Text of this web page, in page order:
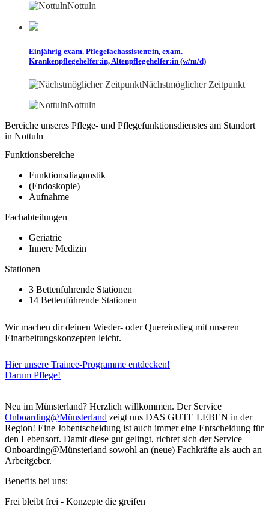
Nottuln
Einjährig exam. Pflegefachassistent:in, exam.
Krankenpflegehelfer:in, Altenpflegehelfer:in (w/m/d)
Nächstmöglicher Zeitpunkt
Nottuln
Bereiche unseres Pflege- und Pflegefunktionsdienstes am Standort
in Nottuln
Funktionsbereiche
Funktionsdiagnostik
(Endoskopie)
Aufnahme
Fachabteilungen
Geriatrie
Innere Medizin
Stationen
3 Bettenführende Stationen
14 Bettenführende Stationen
Wir machen dir deinen Wieder- oder Quereinstieg mit unseren
Einarbeitungskonzepten leicht.
Hier unsere Trainee-Programme entdecken!
Darum Pflege!
Neu im Münsterland? Herzlich willkommen. Der Service
Onboarding@Münsterland zeigt uns DAS GUTE LEBEN in der
Region! Eine Jobentscheidung ist auch immer eine Entscheidung für
den Lebensort. Damit diese gut gelingt, richtet sich der Service
Onboarding@Münsterland sowohl an (neue) Fachkräfte als auch an
Arbeitgeber.
Benefits bei uns:
Frei bleibt frei - Konzepte die greifen